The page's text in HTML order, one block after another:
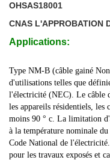
OHSAS18001
CNAS L'APPROBATION
Applications:
Type NM-B (câble gainé
d'utilisations telles que
l'électricité (NEC). Le câble
les appareils résidentiels, les
moins 90 ° c. La limitation
à la température nominale
Code National de
pour les travaux exposés et